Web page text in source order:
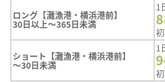
ロング【灘漁港・横浜港前】
30日以上～365日未満
1
ショート【灘漁港・横浜港前】
～30日未満
1